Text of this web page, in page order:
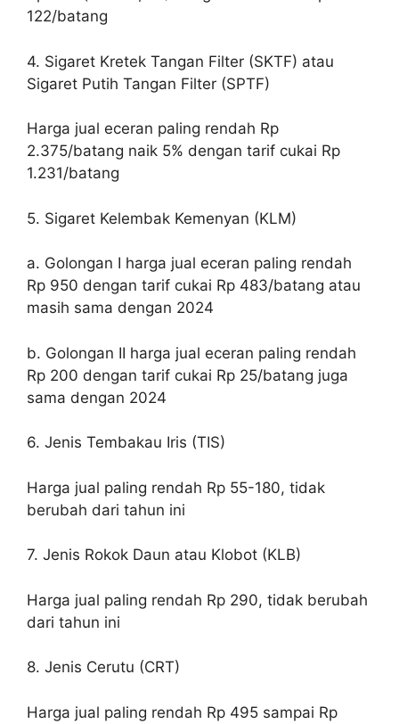
122/batang
4. Sigaret Kretek Tangan Filter (SKTF) atau
Sigaret Putih Tangan Filter (SPTF)
Harga jual eceran paling rendah Rp
2.375/batang naik 5% dengan tarif cukai Rp
1.231/batang
5. Sigaret Kelembak Kemenyan (KLM)
a. Golongan I harga jual eceran paling rendah
Rp 950 dengan tarif cukai Rp 483/batang atau
masih sama dengan 2024
b. Golongan II harga jual eceran paling rendah
Rp 200 dengan tarif cukai Rp 25/batang juga
sama dengan 2024
6. Jenis Tembakau Iris (TIS)
Harga jual paling rendah Rp 55-180, tidak
berubah dari tahun ini
7. Jenis Rokok Daun atau Klobot (KLB)
Harga jual paling rendah Rp 290, tidak berubah
dari tahun ini
8. Jenis Cerutu (CRT)
Harga jual paling rendah Rp 495 sampai Rp